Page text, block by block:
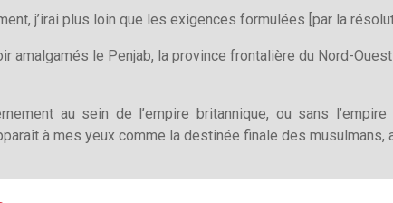
j’irai plus loin que les exigences formulées [par la
amalgamés le Penjab, la province frontalière du Nord-
au sein de l’empire britannique, ou sans
à mes yeux comme la destinée finale des musulmans,